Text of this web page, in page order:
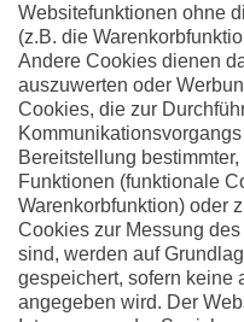
Websitefunktionen ohne
(z.B. die
Andere Cookies dienen
auszuwerten oder
Cookies, die zur
Bereitstellung
Funktionen (funktionale
Warenkorbfunktion) oder
Cookies zur Messung
sind, werden auf
gespeichert, sofern keine
angegeben wird. Der